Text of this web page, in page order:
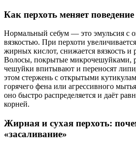
Как перхоть меняет
Нормальный себум — это эмульсия с
вязкостью. При перхоти
жирных кислот, снижается вязкость и
Волосы, покрытые микрочешуйками,
чешуйки впитывают и переносят
этом стержень с открытыми
горячего фена или агрессивного
оно быстро распределяется и даёт
корней.
Жирная и сухая перхоть:
«засаливание»